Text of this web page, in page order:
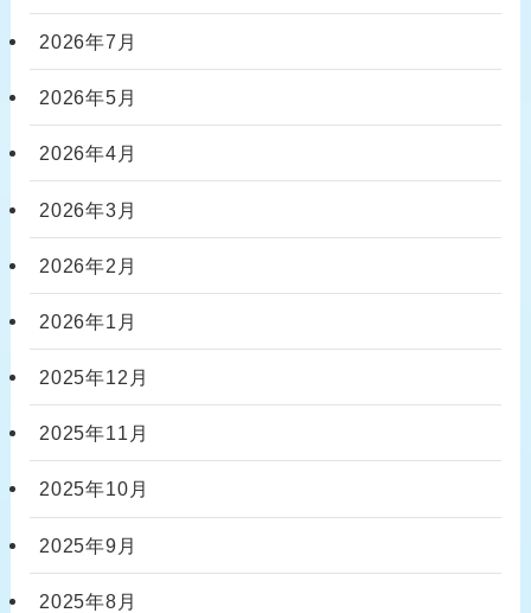
2026年7月
2026年5月
2026年4月
2026年3月
2026年2月
2026年1月
2025年12月
2025年11月
2025年10月
2025年9月
2025年8月